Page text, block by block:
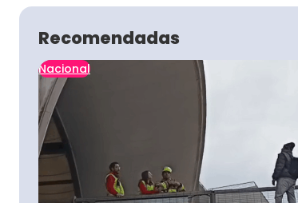
Recomendadas
Nacional